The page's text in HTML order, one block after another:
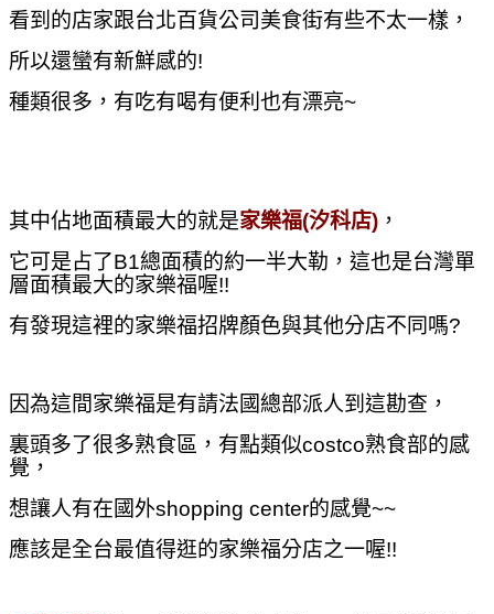
看到的店家跟台北百貨公司美食街有些不太一樣，
所以還蠻有新鮮感的!
種類很多，有吃有喝有便利也有漂亮~
其中佔地面積最大的就是家樂福(汐科店) ，
它可是占了B1總面積的約一半大勒，這也是台灣單
層面積最大的家樂福喔!!
有發現這裡的家樂福招牌顏色與其他分店不同嗎?
因為這間家樂福是有請法國總部派人到這勘查，
裏頭多了很多熟食區，有點類似costco熟食部的感
覺，
想讓人有在國外shopping center的感覺~~
應該是全台最值得逛的家樂福分店之一喔!!